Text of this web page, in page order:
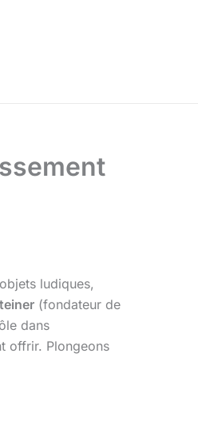
ludiques,
(fondateur de
dans
offrir. Plongeons